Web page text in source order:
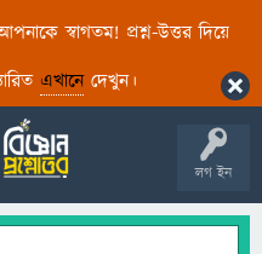
স্বাগতম! প্রশ্ন-উত্তর দিয়ে
এখানেদেখুন।
লগ ইন